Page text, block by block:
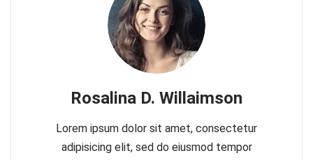
Rosalina D. Willaimson
Lorem ipsum dolor sit amet, consectetur
adipisicing elit, sed do eiusmod tempor